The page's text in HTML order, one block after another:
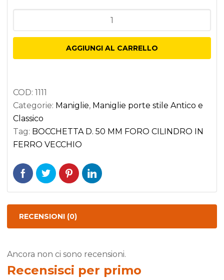
D.
MM
FERRO
VECCHIO
quantità
AGGIUNGI AL CARRELLO
COD: 1111
Categorie: Maniglie, Maniglie porte stile Antico e
Classico
Tag: BOCCHETTA D. 50 MM FORO CILINDRO IN
FERRO VECCHIO
RECENSIONI (0)
Ancora non ci sono recensioni.
Recensisci per primo